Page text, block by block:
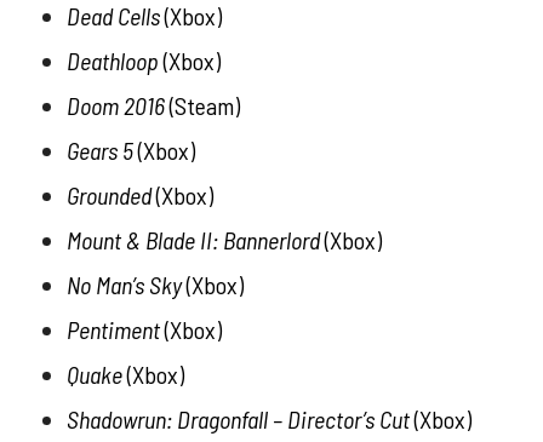
Dead Cells(Xbox)
Deathloop(Xbox)
Doom 2016(Steam)
Gears 5(Xbox)
Grounded(Xbox)
Mount & Blade II: Bannerlord(Xbox)
No Man’s Sky(Xbox)
Pentiment(Xbox)
Quake(Xbox)
Shadowrun: Dragonfall – Director’s Cut(Xbox)